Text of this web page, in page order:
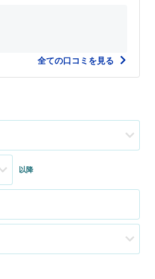
全ての口コミを見る
以降